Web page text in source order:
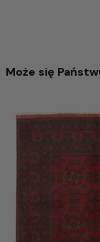
Kazak Dywan
3.146,00 zł
Dodaj do
Może się